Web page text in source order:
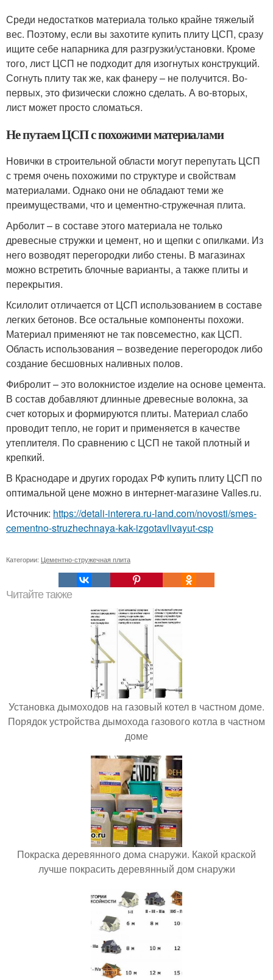
Среди недостатков материала только крайне тяжелый
вес. Поэтому, если вы захотите купить плиту ЦСП, сразу
ищите себе напарника для разгрузки/установки. Кроме
того, лист ЦСП не подходит для изогнутых конструкций.
Согнуть плиту так же, как фанеру – не получится. Во-
первых, это физически сложно сделать. А во-вторых,
лист может просто сломаться.
Не путаем ЦСП с похожими материалами
Новички в строительной области могут перепутать ЦСП
с тремя очень похожими по структуре и свойствам
материалами. Однако они не обладают теми же
преимуществами, что и цементно-стружечная плита.
Арболит – в составе этого материала не только
древесные стружки и цемент, но и щепки с опилками. Из
него возводят перегородки либо стены. В магазинах
можно встретить блочные варианты, а также плиты и
перекрытия.
Ксилолит отличается от ЦСП использованием в составе
легких бетонов. Все остальные компоненты похожи.
Материал применяют не так повсеместно, как ЦСП.
Область использования – возведение перегородок либо
создание бесшовных наливных полов.
Фибролит – это волокнистое изделие на основе цемента.
В состав добавляют длинные древесные волокна, за
счет которых и формируются плиты. Материал слабо
проводит тепло, не горит и применяется в качестве
утеплителя. По сравнению с ЦСП не такой плотный и
крепкий.
В Краснодаре и других городах РФ купить плиту ЦСП по
оптимальной цене можно в интернет-магазине Valles.ru.
Источник: https://detali-interera.ru-land.com/novosti/smes-
cementno-struzhechnaya-kak-izgotavlivayut-csp
Категории: Цементно-стружечная плита
Читайте также
Установка дымоходов на газовый котел в частном доме.
Порядок устройства дымохода газового котла в частном
доме
Покраска деревянного дома снаружи. Какой краской
лучше покрасить деревянный дом снаружи